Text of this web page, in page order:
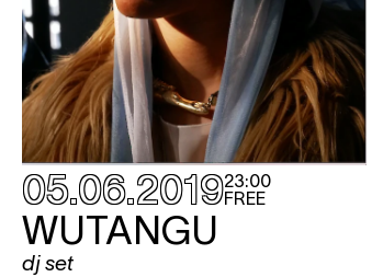
05.06.201923:00
FREE
WUTANGU
dj set